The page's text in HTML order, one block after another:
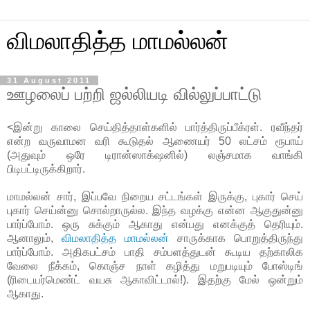
விமலாதித்த மாமல்லன்
31 August 2011
ஊழலைப் பற்றி ஜல்லியடி வில்லுப்பாட்டு
<இன்று காலை செய்தித்தாள்களில் பார்த்திருப்பீக்ரள். ரவீந்தர்
என்ற வருவாமன வரி கூடுதல் ஆணையர் 50 லட்சம் ரூபாய்
(அதுவும் ஒரே டிரான்ஸாக்‌ஷனில்) லஞ்சமாக வாங்கி
பிடிபட்டிருக்கிறார்.
மாமல்லன் சார், இப்பவே நிறைய சட்டங்கள் இருக்கு, புகார் செய்
புகார் செய்ன்னு சொல்றாருல்ல. இந்த வழக்கு என்ன ஆகுதுன்னு
பார்ப்போம். ஒரு சுக்கும் ஆகாது என்பது எனக்குத் தெரியும்.
ஆனாலும், விமலாதித்த மாமல்லன் சாருக்காக பொறுத்திருந்து
பார்ப்போம். அதிகபட்சம் பாதி சம்பளத்துடன் கூடிய தற்காலிக
வேலை நீக்கம், கொஞ்ச நாள் கழித்து மறுபடியும் போஸ்டிங்
(ரிடையர்மெண்ட் வயசு ஆகாவிட்டால்!). இதற்கு மேல் ஒன்றும்
ஆகாது.